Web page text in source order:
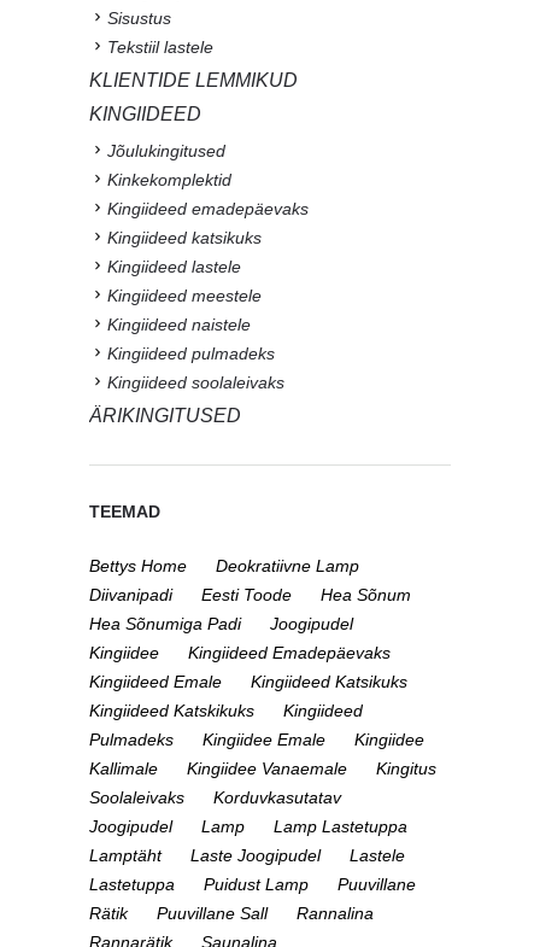
Sisustus
Tekstiil lastele
KLIENTIDE LEMMIKUD
KINGIIDEED
Jõulukingitused
Kinkekomplektid
Kingiideed emadepäevaks
Kingiideed katsikuks
Kingiideed lastele
Kingiideed meestele
Kingiideed naistele
Kingiideed pulmadeks
Kingiideed soolaleivaks
ÄRIKINGITUSED
TEEMAD
Bettys Home
Deokratiivne Lamp
Diivanipadi
Eesti Toode
Hea Sõnum
Hea Sõnumiga Padi
Joogipudel
Kingiidee
Kingiideed Emadepäevaks
Kingiideed Emale
Kingiideed Katsikuks
Kingiideed Katskikuks
Kingiideed
Pulmadeks
Kingiidee Emale
Kingiidee
Kallimale
Kingiidee Vanaemale
Kingitus
Soolaleivaks
Korduvkasutatav
Joogipudel
Lamp
Lamp Lastetuppa
Lamptäht
Laste Joogipudel
Lastele
Lastetuppa
Puidust Lamp
Puuvillane
Rätik
Puuvillane Sall
Rannalina
Rannarätik
Saunalina